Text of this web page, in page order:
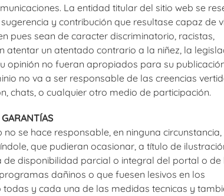
La entidad titular del sitio web se
y contribución que resultase capaz de
pues sean de caracter discriminatorio, racistas,
un atentado contrario a la niñez, la
opinión no fueran apropiados para su
no va a ser responsable de las creencias
chats, o cualquier otro medio de participación.
se hace responsable, en ninguna circunstancia,
que pudieran ocasionar, a título de
disponibilidad parcial o integral del portal o de
dañinos o que fuesen lesivos en los
y cada una de las medidas tecnicas y